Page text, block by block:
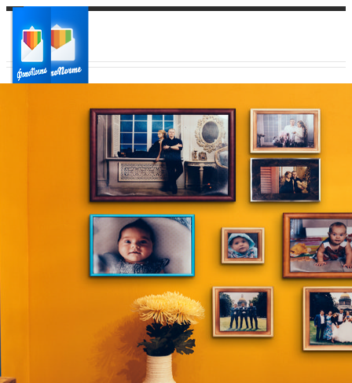
Ваш регион доставки
Выберите из списка: